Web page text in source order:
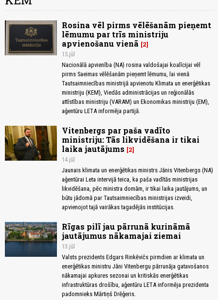
Rosina vēl pirms vēlēšanām pieņemt
lēmumu par trīs ministriju
apvienošanu vienā
2
15.jūl
Nacionālā apvienība (NA) rosina valdošajai koalīcijai vēl
pirms Saeimas vēlēšanām pieņemt lēmumu, lai vienā
Tautsaimniecības ministrijā apvienotu Klimata un enerģētikas
ministriju (KEM), Viedās administrācijas un reģionālās
attīstības ministriju (VARAM) un Ekonomikas ministriju (EM),
aģentūru LETA informēja partijā.
Vitenbergs par paša vadīto
ministriju: Tās likvidēšana ir tikai
laika jautājums
2
14.jūl
Jaunais klimata un enerģētikas ministrs Jānis Vitenbergs (NA)
aģentūrai Leta intervijā teica, ka paša vadītās ministrijas
likvidēšana, pēc ministra domām, ir tikai laika jautājums, un
būtu jādomā par Tautsaimniecības ministrijas izveidi,
apvienojot tajā vairākas tagadējās institūcijas.
Rīgas pilī jau pārrunā kurināmā
jautājumus nākamajai ziemai
13.jūl
Valsts prezidents Edgars Rinkēvičs pirmdien ar klimata un
enerģētikas ministru Jāni Vitenbergu pārrunāja gatavošanos
nākamajai apkures sezonai un kritiskās enerģētikas
infrastruktūras drošību, aģentūru LETA informēja prezidenta
padomnieks Mārtiņš Drēģeris.